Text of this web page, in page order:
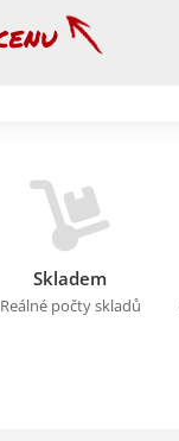
Skladem
Reálné počty skladů